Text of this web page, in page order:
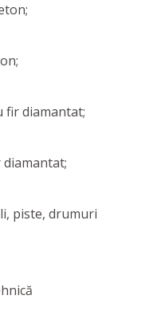
fir diamantat;
piste, drumuri